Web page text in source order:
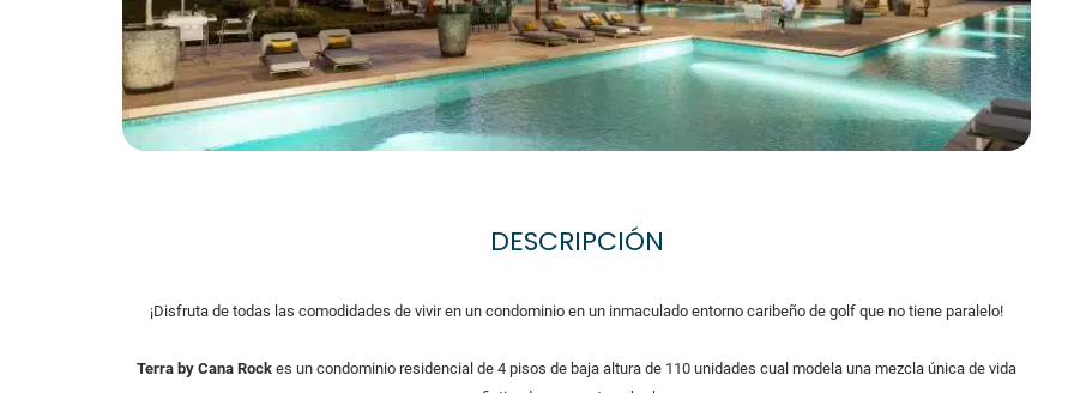
DESCRIPCIÓN
¡Disfruta de todas las comodidades de vivir en un condominio en un inmaculado entorno caribeño de golf que no tiene paralelo!
Terra by Cana Rock es un condominio residencial de 4 pisos de baja altura de 110 unidades cual modela una mezcla única de vida